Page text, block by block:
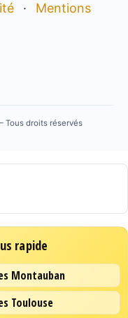
·
Mentions
Tous droits réservés
rapide
Montauban
Toulouse